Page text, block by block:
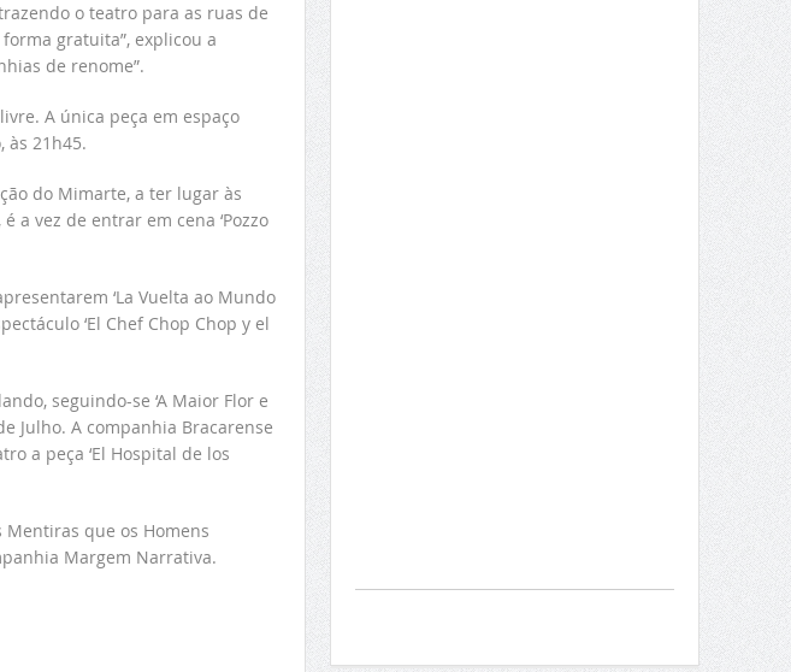
o teatro para as ruas de
gratuita”, explicou a
de renome”.
A única peça em espaço
às 21h45.
do Mimarte, a ter lugar às
a vez de entrar em cena ‘Pozzo
‘La Vuelta ao Mundo
‘El Chef Chop Chop y el
seguindo-se ‘A Maior Flor e
Julho. A companhia Bracarense
a peça ‘El Hospital de los
Mentiras que os Homens
Margem Narrativa.